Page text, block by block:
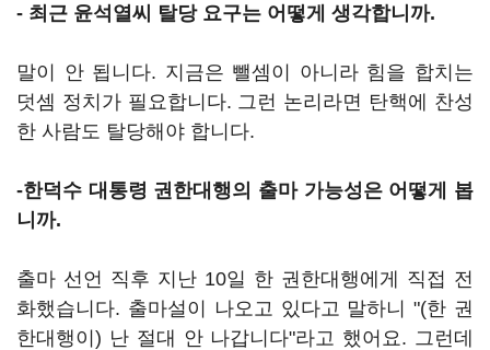
- 최근 윤석열씨 탈당 요구는 어떻게 생각합니까.
말이 안 됩니다. 지금은 뺄셈이 아니라 힘을 합치는
덧셈 정치가 필요합니다. 그런 논리라면 탄핵에 찬성
한 사람도 탈당해야 합니다.
-한덕수 대통령 권한대행의 출마 가능성은 어떻게 봅
니까.
출마 선언 직후 지난 10일 한 권한대행에게 직접 전
화했습니다. 출마설이 나오고 있다고 말하니 "(한 권
한대행이) 난 절대 안 나갑니다"라고 했어요. 그런데